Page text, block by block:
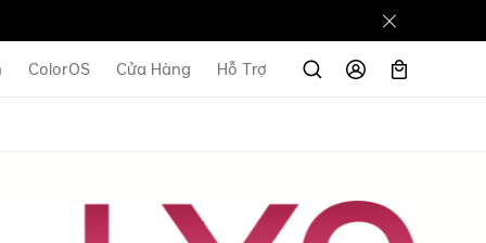
ColorOS Cửa Hàng Hỗ Trợ